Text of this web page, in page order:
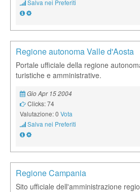
Salva nei Preferiti
Regione autonoma Valle d'Aosta
Portale ufficiale della regione
turistiche e amministrative.
Gio Apr 15 2004
Clicks: 74
Valutazione: 0 Vota
Salva nei Preferiti
Regione Campania
Sito ufficiale dell'amministrazione